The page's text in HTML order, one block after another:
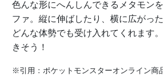
色んな形にへんしんできるメタモン
ファ。縦に伸ばしたり、横に広がっ
どんな体勢でも受け入れてくれます
きそう！
※引用：ポケットモンスターオンライン商